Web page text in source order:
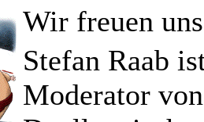
Wir freuen
Stefan Raab
Moderator